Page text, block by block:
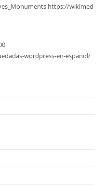
https://wikimed
wordpress-en-espanol/